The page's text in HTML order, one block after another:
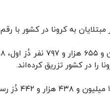
در کشور با رقم ۱۰۰۹ نفر، چهار رقمی بود.